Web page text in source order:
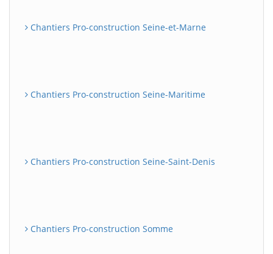
Chantiers Pro-construction Seine-et-Marne
Chantiers Pro-construction Seine-Maritime
Chantiers Pro-construction Seine-Saint-Denis
Chantiers Pro-construction Somme